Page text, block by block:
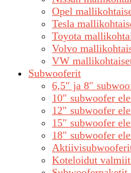
Opel
Tesla
Toyota
Volvo
VW
Subwooferit
6,5″ ja 8″
10″ subwoofer
12″ subwoofer
15″ subwoofer
18″ subwoofer
Koteloidut